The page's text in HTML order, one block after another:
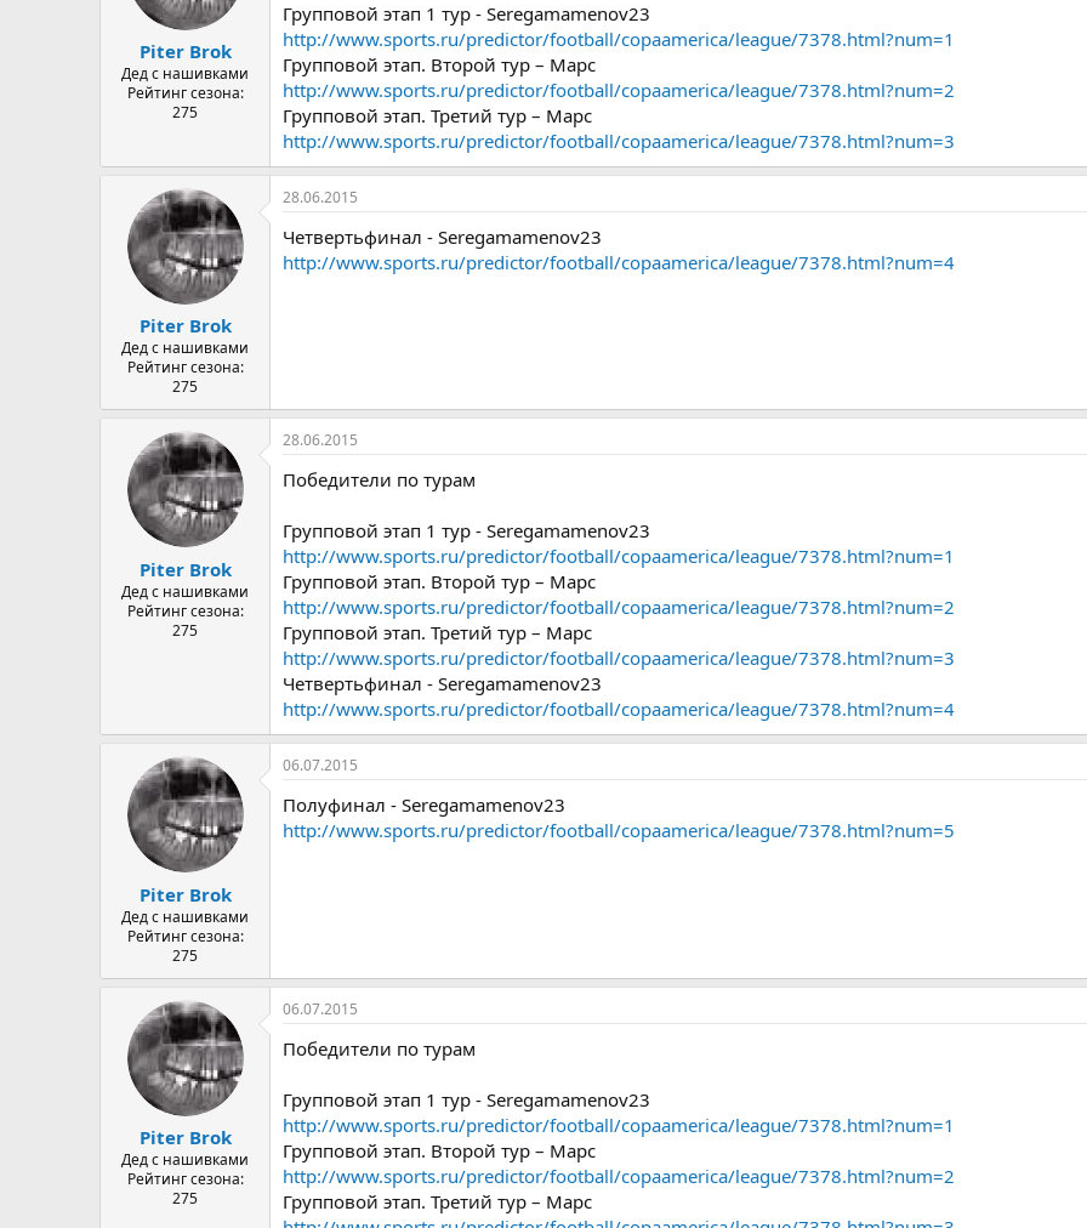
Piter Brok
Дед с нашивками
Рейтинг сезона:
275
Групповой этап 1 тур - Seregamamenov23
http://www.sports.ru/predictor/football/copaamerica/league/7378.html?num=1
Групповой этап. Второй тур – Марс
http://www.sports.ru/predictor/football/copaamerica/league/7378.html?num=2
Групповой этап. Третий тур – Марс
http://www.sports.ru/predictor/football/copaamerica/league/7378.html?num=3
Piter Brok
Дед с нашивками
Рейтинг сезона:
275
28.06.2015
Четвертьфинал - Seregamamenov23
http://www.sports.ru/predictor/football/copaamerica/league/7378.html?num=4
Piter Brok
Дед с нашивками
Рейтинг сезона:
275
28.06.2015
Победители по турам
Групповой этап 1 тур - Seregamamenov23
http://www.sports.ru/predictor/football/copaamerica/league/7378.html?num=1
Групповой этап. Второй тур – Марс
http://www.sports.ru/predictor/football/copaamerica/league/7378.html?num=2
Групповой этап. Третий тур – Марс
http://www.sports.ru/predictor/football/copaamerica/league/7378.html?num=3
Четвертьфинал - Seregamamenov23
http://www.sports.ru/predictor/football/copaamerica/league/7378.html?num=4
Piter Brok
Дед с нашивками
Рейтинг сезона:
275
06.07.2015
Полуфинал - Seregamamenov23
http://www.sports.ru/predictor/football/copaamerica/league/7378.html?num=5
Piter Brok
Дед с нашивками
Рейтинг сезона:
275
06.07.2015
Победители по турам
Групповой этап 1 тур - Seregamamenov23
http://www.sports.ru/predictor/football/copaamerica/league/7378.html?num=1
Групповой этап. Второй тур – Марс
http://www.sports.ru/predictor/football/copaamerica/league/7378.html?num=2
Групповой этап. Третий тур – Марс